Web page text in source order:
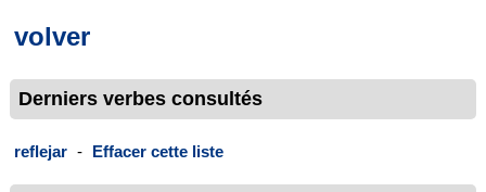
volver
Derniers verbes consultés
reflejar - Effacer cette liste